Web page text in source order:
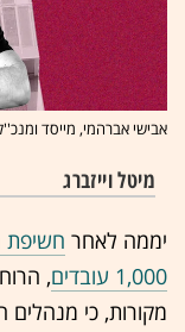
אבישי אברהמי, מייסד
מיטל וייזברג
יממה לאחר
1,000 עובדים
,
מקורות, כי